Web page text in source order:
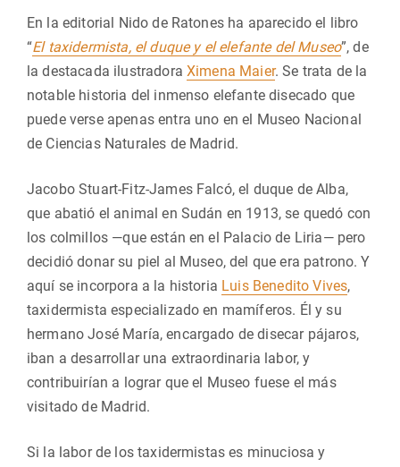
En la editorial Nido de Ratones ha aparecido el libro
“El taxidermista, el duque y el elefante del Museo”, de
la destacada ilustradoraXimena Maier. Se trata de la
notable historia del inmenso elefante disecado que
puede verse apenas entra uno en el Museo Nacional
de Ciencias Naturales de Madrid.
Jacobo Stuart-Fitz-James Falcó, el duque de Alba,
que abatió el animal en Sudán en 1913, se quedó con
los colmillos —que están en el Palacio de Liria— pero
decidió donar su piel al Museo, del que era patrono. Y
aquí se incorpora a la historia Luis Benedito Vives,
taxidermista especializado en mamíferos. Él y su
hermano José María, encargado de disecar pájaros,
iban a desarrollar una extraordinaria labor, y
contribuirían a lograr que el Museo fuese el más
visitado de Madrid.
Si la labor de los taxidermistas es minuciosa y